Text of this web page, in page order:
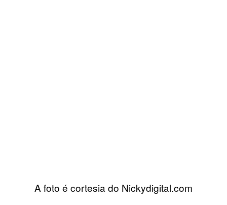
A foto é cortesia do Nickydigital.com